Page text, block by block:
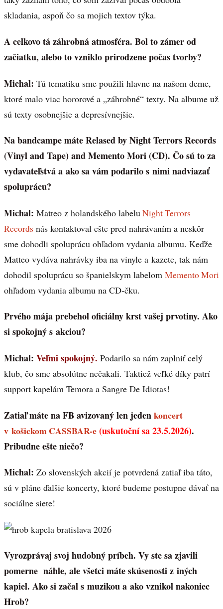
skladania, aspoň čo sa mojich textov týka.
A celkovo tá záhrobná atmosféra. Bol to zámer od
začiatku, alebo to vzniklo prirodzene počas tvorby?
Michal: Tú tematiku sme použili hlavne na našom deme,
ktoré malo viac hororové a „záhrobné“ texty. Na albume už
sú texty osobnejšie a depresívnejšie.
Na bandcampe máte Relased by Night Terrors Records
(Vinyl and Tape) and Memento Mori (CD). Čo sú to za
vydavateľstvá a ako sa vám podarilo s nimi nadviazať
spoluprácu?
Michal: Matteo z holandského labeluNight Terrors
Records nás kontaktoval ešte pred nahrávaním a neskôr
sme dohodli spoluprácu ohľadom vydania albumu. Keďže
Matteo vydáva nahrávky iba na vinyle a kazete, tak nám
dohodil spoluprácu so španielskym labelom Memento Mori
ohľadom vydania albumu na CD-čku.
Prvého mája prebehol oficiálny krst vašej prvotiny. Ako
si spokojný s akciou?
Michal: Veľmi spokojný. Podarilo sa nám zaplniť celý
klub, čo sme absolútne nečakali. Taktiež veľké díky patrí
support kapelám Temora a Sangre De Idiotas!
Zatiaľ máte na FB avizovaný len jedenkoncert
v košickom CASSBAR-e(uskutoční sa 23.5.2026).
Pribudne ešte niečo?
Michal: Zo slovenských akcií je potvrdená zatiaľ iba táto,
sú v pláne ďalšie koncerty, ktoré budeme postupne dávať na
sociálne siete!
Vyrozprávaj svoj hudobný príbeh. Vy ste sa zjavili
pomerne náhle, ale všetci máte skúsenosti z iných
kapiel. Ako si začal s muzikou a ako vznikol nakoniec
Hrob?